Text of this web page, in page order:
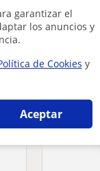
garantizar el
los anuncios y
de Cookies y
Aceptar